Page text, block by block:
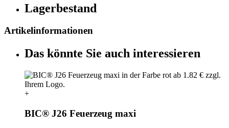
Lagerbestand
Artikelinformationen
Das könnte Sie auch interessieren
+
BIC® J26 Feuerzeug maxi